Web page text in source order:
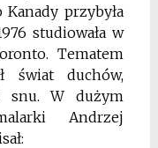
przybyła
studiowała w
Tematem
świat duchów,
W dużym
Andrzej